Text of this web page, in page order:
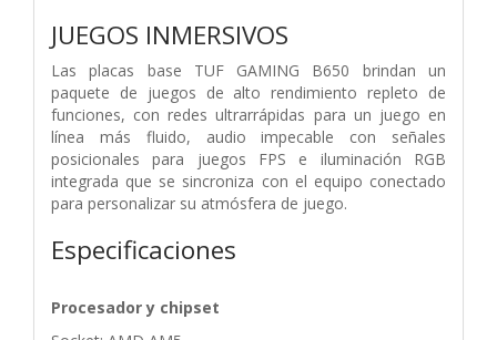
JUEGOS INMERSIVOS
Las placas base TUF GAMING B650 brindan un
paquete de juegos de alto rendimiento repleto de
funciones, con redes ultrarrápidas para un juego en
línea más fluido, audio impecable con señales
posicionales para juegos FPS e iluminación RGB
integrada que se sincroniza con el equipo conectado
para personalizar su atmósfera de juego.
Especificaciones
Procesador y chipset